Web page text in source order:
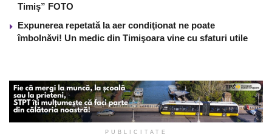
Timiș” FOTO
Expunerea repetată la aer condiţionat ne poate
îmbolnăvi! Un medic din Timişoara vine cu sfaturi utile
PUBLICITATE